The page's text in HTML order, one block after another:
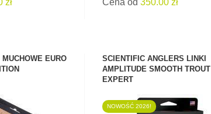
zł Cena od 350.00 zł
EURO
SCIENTIFIC ANGLERS LINKI
AMPLITUDE SMOOTH TROUT
EXPERT
NOWOŚĆ 2026!